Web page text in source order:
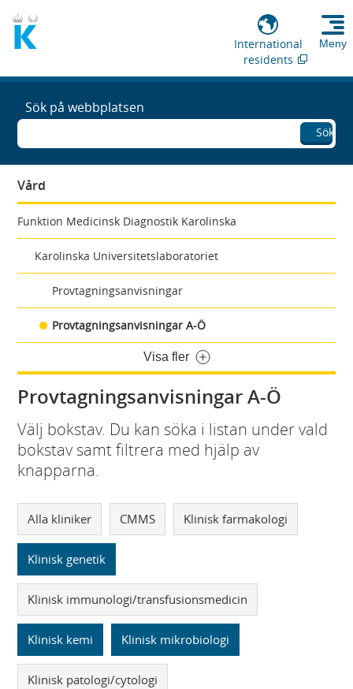
International
residents
Meny
Sök på webbplatsen
Sök
Vård
Funktion Medicinsk Diagnostik Karolinska
Karolinska Universitetslaboratoriet
Provtagningsanvisningar
Provtagningsanvisningar A-Ö
Visa fler
Provtagningsanvisningar A-Ö
Välj bokstav. Du kan söka i listan under vald
bokstav samt filtrera med hjälp av
knapparna.
Alla kliniker CMMS Klinisk farmakologi
Klinisk genetik
Klinisk immunologi/transfusionsmedicin
Klinisk kemi Klinisk mikrobiologi
Klinisk patologi/cytologi